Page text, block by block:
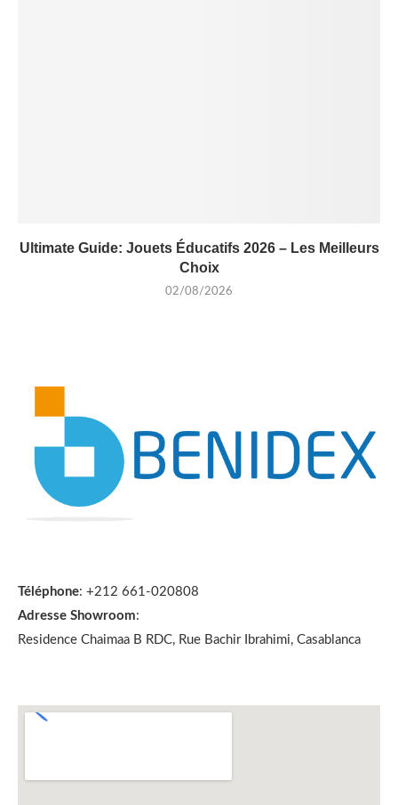
Ultimate Guide: Jouets Éducatifs 2026 – Les Meilleurs
Choix
02/08/2026
Téléphone: +212 661-020808
Adresse Showroom:
Residence Chaimaa B RDC, Rue Bachir Ibrahimi, Casablanca